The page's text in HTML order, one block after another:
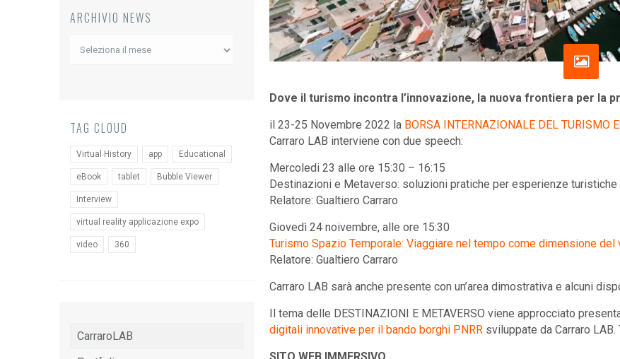
Dove il turismo incontra l’innovazione, la nuova frontiera per la
il 23-25 Novembre 2022 la BORSA INTERNAZIONALE DEL TURISMO
Carraro LAB interviene con due speech:
Mercoledi 23 alle ore 15:30 – 16:15
Destinazioni e Metaverso: soluzioni pratiche per esperienze turistiche
Relatore: Gualtiero Carraro
Giovedì 24 noivembre, alle ore 15:30
Turismo Spazio Temporale: Viaggiare nel tempo come dimensione del
Relatore: Gualtiero Carraro
Carraro LAB sarà anche presente con un’area dimostrativa e alcuni
Il tema delle DESTINAZIONI E METAVERSO viene approcciato
digitali innovative per il bando borghi PNRR sviluppate da Carraro
ARCHIVIO NEWS
Archivio
TAG CLOUD
Virtual History app Educational
eBook tablet Bubble Viewer
Interview
virtual reality applicazione expo
video 360
CarraroLAB